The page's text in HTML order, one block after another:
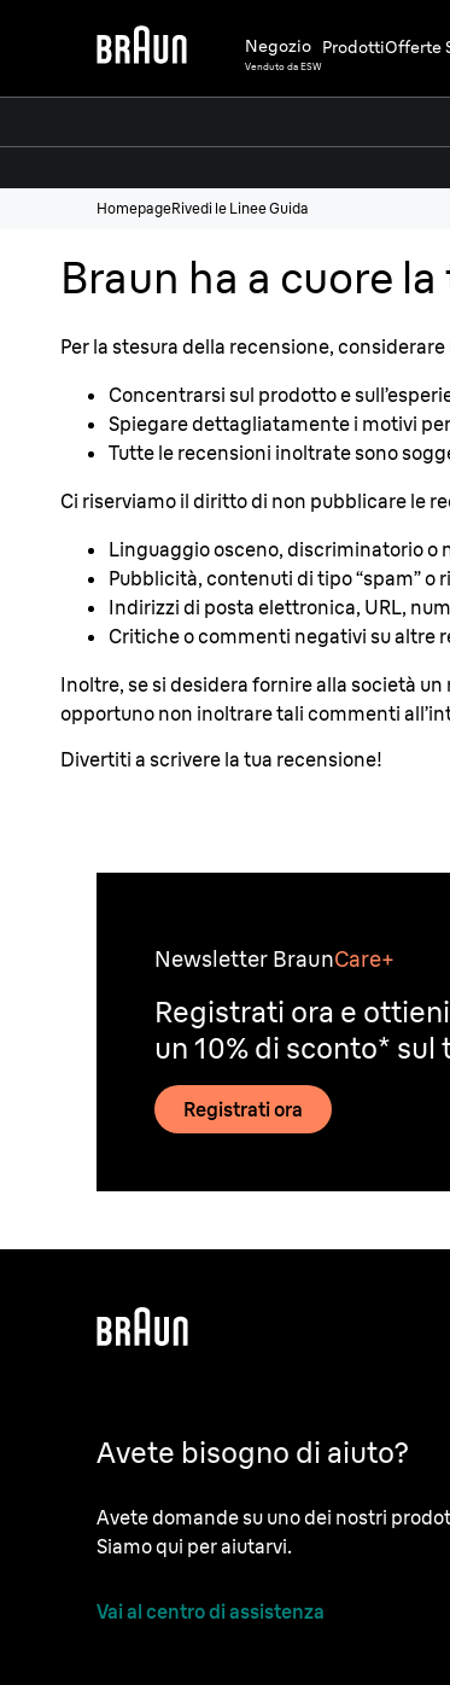
Negozio
Venduto da ESW
ProdottiOfferte
HomepageRivedi le Linee Guida
Braun ha a cuore
Per la stesura della recensione,
Concentrarsi sul prodotto e
Spiegare dettagliatamente i motivi
Tutte le recensioni inoltrate sono
Ci riserviamo il diritto di non pubblicare le
Linguaggio osceno, discriminatorio o
Pubblicità, contenuti di tipo “spam”
Indirizzi di posta elettronica, URL,
Critiche o commenti negativi su altre
Inoltre, se si desidera fornire alla società
opportuno non inoltrare tali commenti
Divertiti a scrivere la tua recensione!
Newsletter BraunCare+
Registrati ora e
un 10% di sconto*
Registrati ora
Avete bisogno di aiuto?
Avete domande su uno dei nostri
Siamo qui per aiutarvi.
Vai al centro di assistenza